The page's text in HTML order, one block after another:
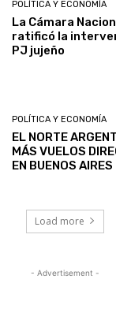
POLÍTICA Y ECONOMÍA
La Cámara
ratificó la
PJ jujeño
POLÍTICA Y ECONOMÍA
EL NORTE
MÁS VUELOS
EN BUENOS AIRES
Load more
- Advertisement -